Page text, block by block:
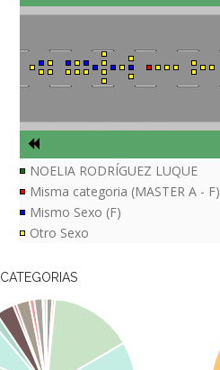
NOELIA RODRÍGUEZ LUQUE
Misma categoria (MASTER A - F)
Mismo Sexo (F)
Otro Sexo
CATEGORIAS